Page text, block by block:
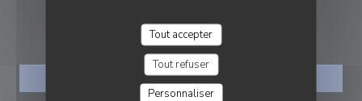
Tout accepter
Tout refuser
Personnaliser
RÉSERVATION
RÉSERVER